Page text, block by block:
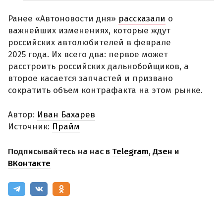
Ранее «Автоновости дня» рассказали о
важнейших изменениях, которые ждут
российских автолюбителей в феврале
2025 года. Их всего два: первое может
расстроить российских дальнобойщиков, а
второе касается запчастей и призвано
сократить объем контрафакта на этом рынке.
Автор: Иван Бахарев
Источник: Прайм
Подписывайтесь на нас в Telegram,Дзен и
ВКонтакте